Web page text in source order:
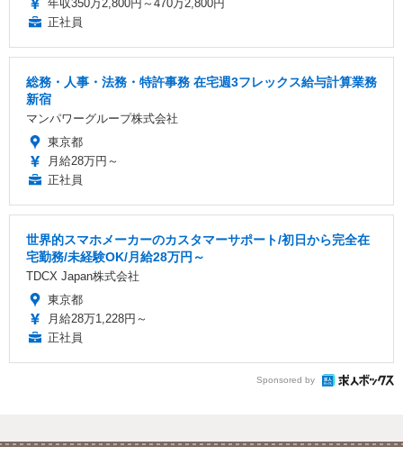
年収350万2,800円～470万2,800円
正社員
総務・人事・法務・特許事務 在宅週3フレックス給与計算業務
新宿
マンパワーグループ株式会社
東京都
月給28万円～
正社員
世界的スマホメーカーのカスタマーサポート/初日から完全在
宅勤務/未経験OK/月給28万円～
TDCX Japan株式会社
東京都
月給28万1,228円～
正社員
Sponsored by